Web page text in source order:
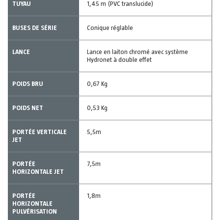
TUYAU 1,45 m (PVC translucide)
BUSES DE SÉRIE Conique réglable
LANCE
Lance en laiton chromé avec système
Hydronet à double effet
POIDS BRU 0,67 Kg
POIDS NET 0,53 Kg
PORTÉE VERTICALE
JET
5,5m
PORTÉE
HORIZONTALE JET
7,5m
PORTÉE
HORIZONTALE
PULVÉRISATION
1,8m